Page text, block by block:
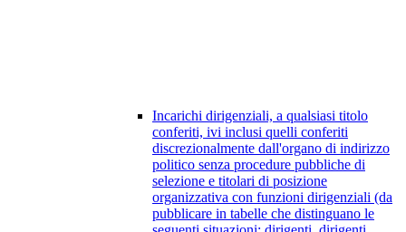
Incarichi dirigenziali, a qualsiasi titolo
conferiti, ivi inclusi quelli conferiti
discrezionalmente dall'organo di indirizzo
politico senza procedure pubbliche di
selezione e titolari di posizione
organizzativa con funzioni dirigenziali (da
pubblicare in tabelle che distinguano le